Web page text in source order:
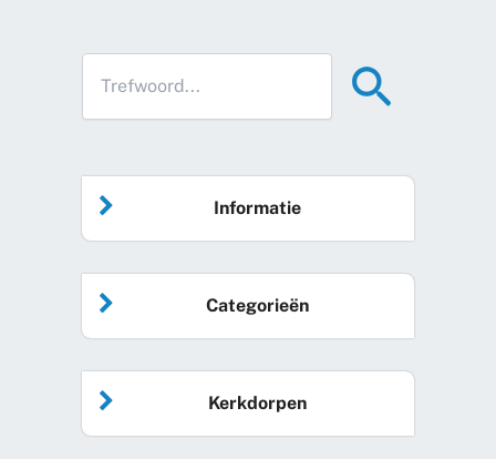
Informatie
Home
Agenda
Categorieën
Algemeen nieuws
Kerkdorpen